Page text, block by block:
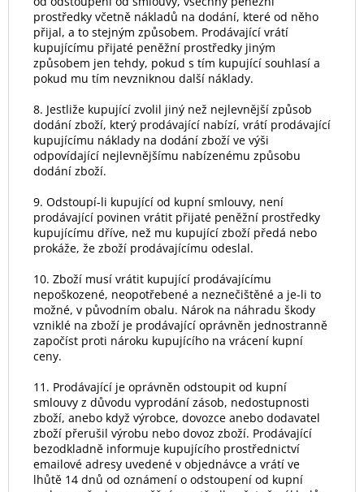
prostředky včetně nákladů na dodání, které od něho
přijal, a to stejným způsobem. Prodávající vrátí
kupujícímu přijaté peněžní prostředky jiným
způsobem jen tehdy, pokud s tím kupující souhlasí a
pokud mu tím nevzniknou další náklady.
8. Jestliže kupující zvolil jiný než nejlevnější způsob
dodání zboží, který prodávající nabízí, vrátí prodávající
kupujícímu náklady na dodání zboží ve výši
odpovídající nejlevnějšímu nabízenému způsobu
dodání zboží.
9. Odstoupí-li kupující od kupní smlouvy, není
prodávající povinen vrátit přijaté peněžní prostředky
kupujícímu dříve, než mu kupující zboží předá nebo
prokáže, že zboží prodávajícímu odeslal.
10. Zboží musí vrátit kupující prodávajícímu
nepoškozené, neopotřebené a neznečištěné a je-li to
možné, v původním obalu. Nárok na náhradu škody
vzniklé na zboží je prodávající oprávněn jednostranně
započíst proti nároku kupujícího na vrácení kupní
ceny.
11. Prodávající je oprávněn odstoupit od kupní
smlouvy z důvodu vyprodání zásob, nedostupnosti
zboží, anebo když výrobce, dovozce anebo dodavatel
zboží přerušil výrobu nebo dovoz zboží. Prodávající
bezodkladně informuje kupujícího prostřednictví
emailové adresy uvedené v objednávce a vrátí ve
lhůtě 14 dnů od oznámení o odstoupení od kupní